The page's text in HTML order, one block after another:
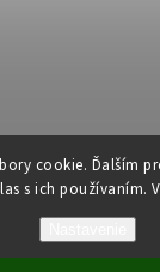
cookie. Ďalším
s ich používaním.
Vytvoril Shoptet
forsolar.sk. Všetky
Shoptet| Design